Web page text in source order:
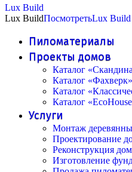
Lux Build
Lux BuildПосмотретьLux Build
Пиломатериалы
Проекты домов
Каталог
Каталог «Фахверк»
Каталог
Каталог
Услуги
Монтаж
Проектирование
Реконструкция
Изготовление